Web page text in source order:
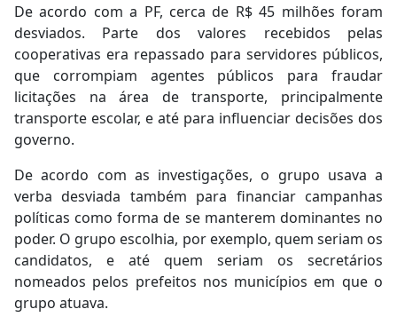
De acordo com a PF, cerca de R$ 45 milhões foram
desviados. Parte dos valores recebidos pelas
cooperativas era repassado para servidores públicos,
que corrompiam agentes públicos para fraudar
licitações na área de transporte, principalmente
transporte escolar, e até para influenciar decisões dos
governo.
De acordo com as investigações, o grupo usava a
verba desviada também para financiar campanhas
políticas como forma de se manterem dominantes no
poder. O grupo escolhia, por exemplo, quem seriam os
candidatos, e até quem seriam os secretários
nomeados pelos prefeitos nos municípios em que o
grupo atuava.